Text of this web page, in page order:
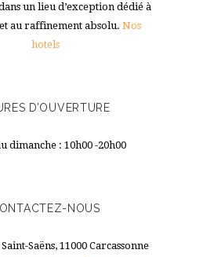
un lieu d’exception dédié à
au raffinement absolu. Nos
hotels
D’OUVERTURE
dimanche : 10h00 -20h00
NOUS
Saëns, 11000 Carcassonne